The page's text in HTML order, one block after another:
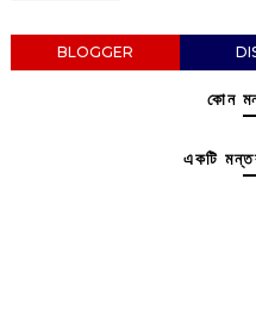
BLOGGER
কোন
একটি